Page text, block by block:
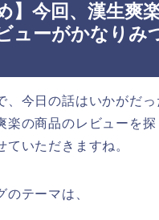
】今回、漢生爽
ューがかなりみ
、今日の話はいかがだっ
楽の商品のレビューを
ていただきますね。
のテーマは、